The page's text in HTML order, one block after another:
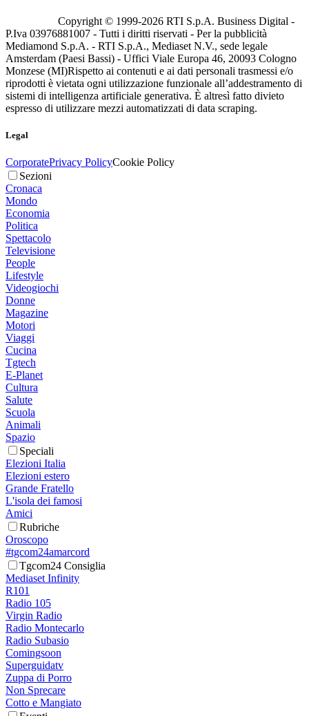
Copyright © 1999-2026 RTI S.p.A. Business Digital -
P.Iva 03976881007 - Tutti i diritti riservati - Per la pubblicità
Mediamond S.p.A. - RTI S.p.A., Mediaset N.V., sede legale
Amsterdam (Paesi Bassi) - Uffici Viale Europa 46, 20093 Cologno
Monzese (MI)Rispetto ai contenuti e ai dati personali trasmessi e/o
riprodotti è vietata ogni utilizzazione funzionale all’addestramento di
sistemi di intelligenza artificiale generativa. È altresì fatto divieto
espresso di utilizzare mezzi automatizzati di data scraping.
Legal
CorporatePrivacy PolicyCookie Policy
Sezioni
Cronaca
Mondo
Economia
Politica
Spettacolo
Televisione
People
Lifestyle
Videogiochi
Donne
Magazine
Motori
Viaggi
Cucina
Tgtech
E-Planet
Cultura
Salute
Scuola
Animali
Spazio
Speciali
Elezioni Italia
Elezioni estero
Grande Fratello
L'isola dei famosi
Amici
Rubriche
Oroscopo
#tgcom24amarcord
Tgcom24 Consiglia
Mediaset Infinity
R101
Radio 105
Virgin Radio
Radio Montecarlo
Radio Subasio
Comingsoon
Superguidatv
Zuppa di Porro
Non Sprecare
Cotto e Mangiato